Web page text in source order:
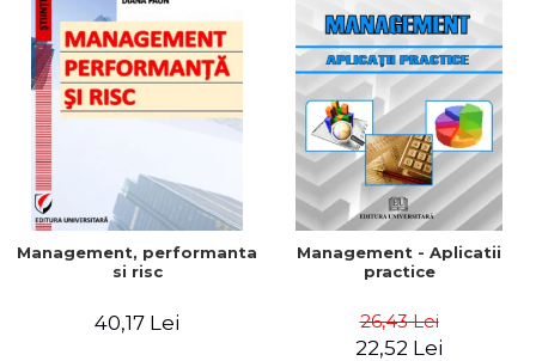
Management, performanta
si risc
40,17 Lei
Management - Aplicatii
practice
26,43 Lei
22,52 Lei